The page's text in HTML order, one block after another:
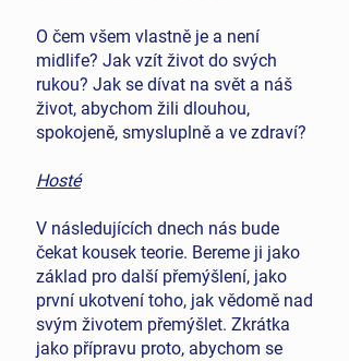
O čem všem vlastně je a není
midlife? Jak vzít život do svých
rukou? Jak se dívat na svět a náš
život, abychom žili dlouhou,
spokojeně, smysluplně a ve zdraví?
Hosté
V následujících dnech nás bude
čekat kousek teorie. Bereme ji jako
základ pro další přemýšlení, jako
první ukotvení toho, jak vědomě nad
svým životem přemýšlet. Zkrátka
jako přípravu proto, abychom se